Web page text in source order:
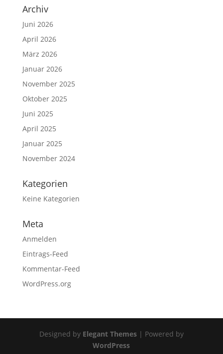
Archiv
Juni 2026
April 2026
März 2026
Januar 2026
November 2025
Oktober 2025
Juni 2025
April 2025
Januar 2025
November 2024
Kategorien
Keine Kategorien
Meta
Anmelden
Eintrags-Feed
Kommentar-Feed
WordPress.org
Designed by Elegant Themes| Powered by
WordPress